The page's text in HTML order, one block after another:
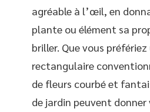
agréable à l’œil, en
plante ou élément sa
briller. Que vous
rectangulaire
de fleurs courbé et
de jardin peuvent